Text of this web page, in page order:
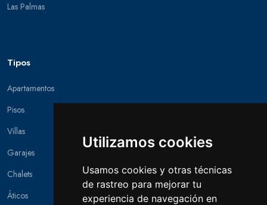
Utilizamos cookies
Usamos cookies y otras técnicas
de rastreo para mejorar tu
experiencia de navegación en
Las Palmas
Tipos
Apartamentos
Pisos
Villas
Garajes
Chalets
Áticos